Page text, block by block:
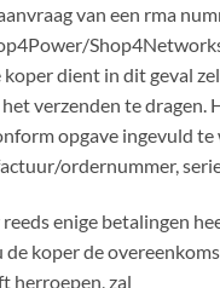
van een rma
dient in dit geval
verzenden te dragen.
opgave ingevuld te
ordernummer,
enige betalingen
de koper de
herroepen, zal